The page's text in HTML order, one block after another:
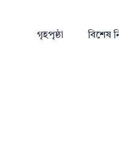
গৃহপৃষ্ঠা বিশেষ